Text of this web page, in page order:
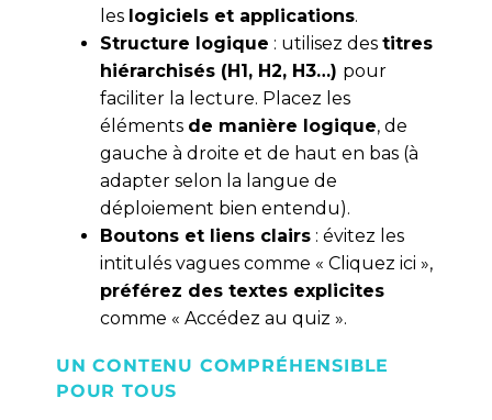
les logiciels et applications.
Structure logique : utilisez des titres
hiérarchisés (H1, H2, H3…) pour
faciliter la lecture. Placez les
éléments de manière logique, de
gauche à droite et de haut en bas (à
adapter selon la langue de
déploiement bien entendu).
Boutons et liens clairs : évitez les
intitulés vagues comme « Cliquez ici »,
préférez des textes explicites
comme « Accédez au quiz ».
UN CONTENU COMPRÉHENSIBLE
POUR TOUS